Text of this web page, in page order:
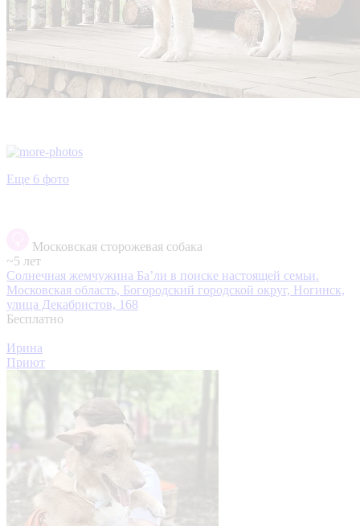
Еще 6 фото
Московская сторожевая собака
~5 лет
Солнечная жемчужина Ба’ли в поиске настоящей семьи.
Московская область, Богородский городской округ, Ногинск,
улица Декабристов, 168
Бесплатно
Ирина
Приют